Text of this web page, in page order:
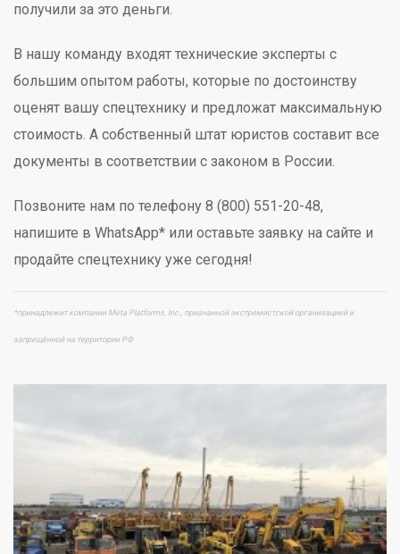
получили за это деньги.
В нашу команду входят технические эксперты с
большим опытом работы, которые по достоинству
оценят вашу спецтехнику и предложат максимальную
стоимость. А собственный штат юристов составит все
документы в соответствии с законом в России.
Позвоните нам по телефону 8 (800) 551-20-48,
напишите в WhatsApp* или оставьте заявку на сайте и
продайте спецтехнику уже сегодня!
*принадлежит компании Meta Platforms, Inc., признанной экстремистской организацией и
запрещённой на территории РФ